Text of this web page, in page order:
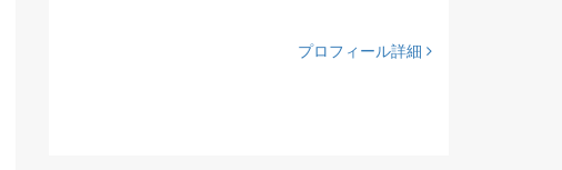
プロフィール詳細